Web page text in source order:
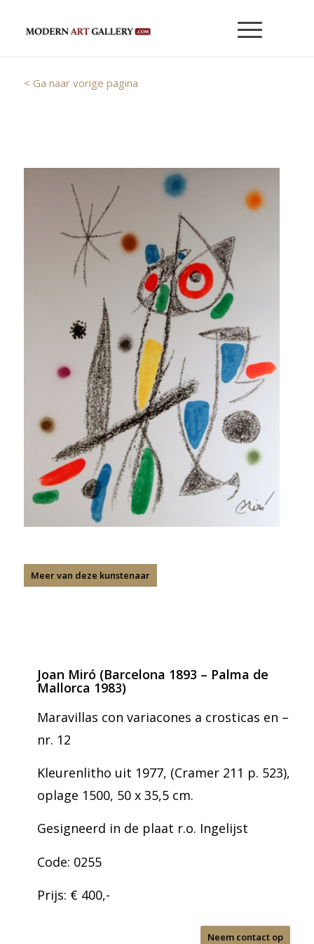
< Ga naar vorige pagina
Meer van deze kunstenaar
Joan Miró (Barcelona 1893 – Palma de
Mallorca 1983)
Maravillas con variacones a crosticas en –
nr. 12
Kleurenlitho uit 1977, (Cramer 211 p. 523),
oplage 1500, 50 x 35,5 cm.
Gesigneerd in de plaat r.o. Ingelijst
Code: 0255
Prijs: € 400,-
Neem contact op